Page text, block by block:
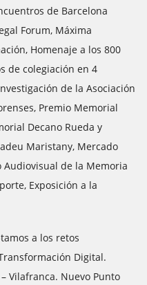
de Barcelona
Forum, Máxima
Homenaje a los 800
de colegiación en 4
de la Asociación
Premio Memorial
Decano Rueda y
Maristany, Mercado
Audiovisual de la Memoria
Exposición a la
a los retos
Digital.
Vilafranca. Nuevo Punto